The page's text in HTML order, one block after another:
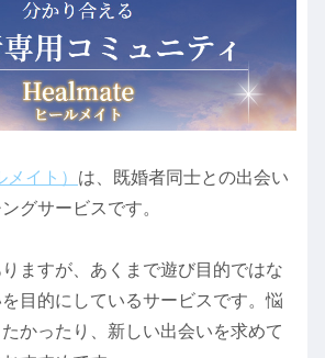
イト） は、既婚者同士との出会い
グサービスです。
ますが、あくまで遊び目的ではな
目的にしているサービスです。悩
かったり、新しい出会いを求めて